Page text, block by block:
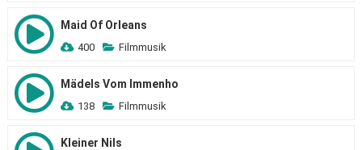
Maid Of Orleans
400 Filmmusik
Mädels Vom Immenho
138 Filmmusik
Kleiner Nils